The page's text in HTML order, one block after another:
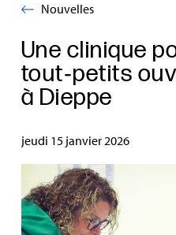
Nouvelles
Une clinique
tout‑petits
à Dieppe
jeudi 15 janvier 2026